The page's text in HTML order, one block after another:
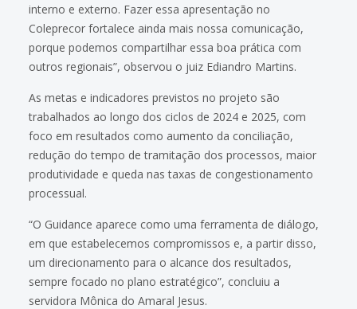
interno e externo. Fazer essa apresentação no
Coleprecor fortalece ainda mais nossa comunicação,
porque podemos compartilhar essa boa prática com
outros regionais”, observou o juiz Ediandro Martins.
As metas e indicadores previstos no projeto são
trabalhados ao longo dos ciclos de 2024 e 2025, com
foco em resultados como aumento da conciliação,
redução do tempo de tramitação dos processos, maior
produtividade e queda nas taxas de congestionamento
processual.
“O Guidance aparece como uma ferramenta de diálogo,
em que estabelecemos compromissos e, a partir disso,
um direcionamento para o alcance dos resultados,
sempre focado no plano estratégico”, concluiu a
servidora Mônica do Amaral Jesus.